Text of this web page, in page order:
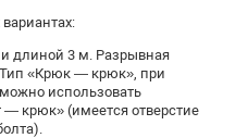
длиной 3 м. Разрывная
Тип «Крюк — крюк», при
использовать
— крюк» (имеется отверстие